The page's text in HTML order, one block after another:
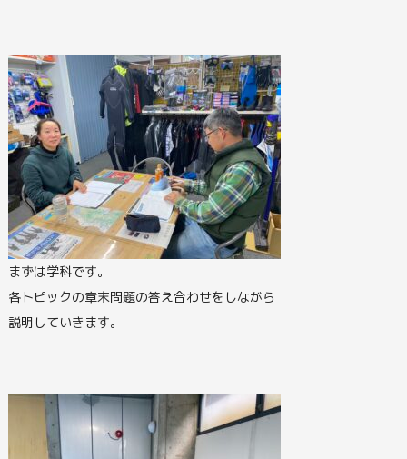
まずは学科です。
各トピックの章末問題の答え合わせをしながら
説明していきます。